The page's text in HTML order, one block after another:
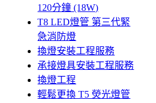
120分鐘 (18W)
T8 LED燈管 第三代緊
急消防燈
換燈安裝工程服務
承接燈具安裝工程服務
換燈工程
輕鬆更換 T5 熒光燈管